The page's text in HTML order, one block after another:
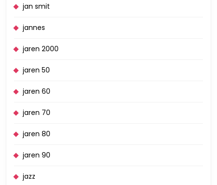
jan smit
jannes
jaren 2000
jaren 50
jaren 60
jaren 70
jaren 80
jaren 90
jazz